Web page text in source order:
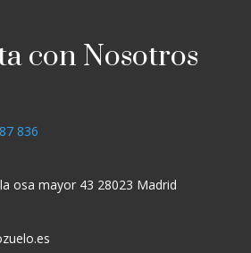
con Nosotros
836
osa mayor 43 28023 Madrid